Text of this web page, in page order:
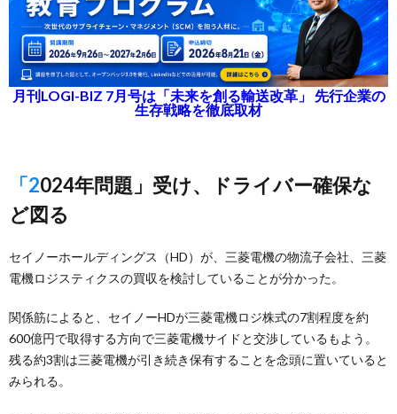
月刊LOGI-BIZ 7月号は「未来を創る輸送改革」 先行企業の
生存戦略を徹底取材
「2024年問題」受け、ドライバー確保な
ど図る
セイノーホールディングス（HD）が、三菱電機の物流子会社、三菱
電機ロジスティクスの買収を検討していることが分かった。
関係筋によると、セイノーHDが三菱電機ロジ株式の7割程度を約
600億円で取得する方向で三菱電機サイドと交渉しているもよう。
残る約3割は三菱電機が引き続き保有することを念頭に置いていると
みられる。